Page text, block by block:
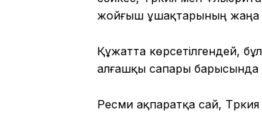
жойғыш ұшақтарының жаңа
Құжатта көрсетілгендей,
алғашқы сапары барысында
Ресми ақпаратқа сай,